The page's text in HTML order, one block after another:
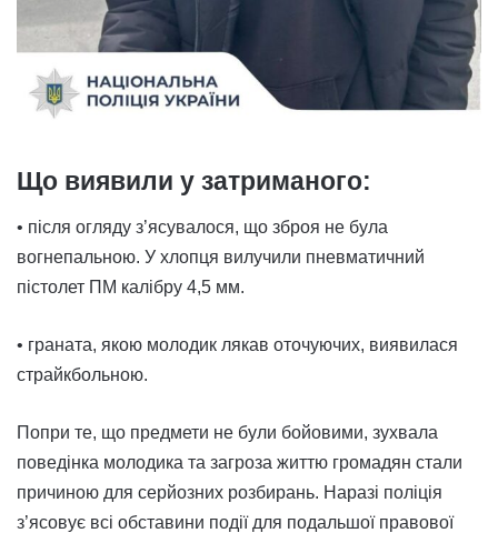
Що виявили у затриманого:
• після огляду з’ясувалося, що зброя не була
вогнепальною. У хлопця вилучили пневматичний
пістолет ПМ калібру 4,5 мм.
• граната, якою молодик лякав оточуючих, виявилася
страйкбольною.
Попри те, що предмети не були бойовими, зухвала
поведінка молодика та загроза життю громадян стали
причиною для серйозних розбирань. Наразі поліція
з’ясовує всі обставини події для подальшої правової